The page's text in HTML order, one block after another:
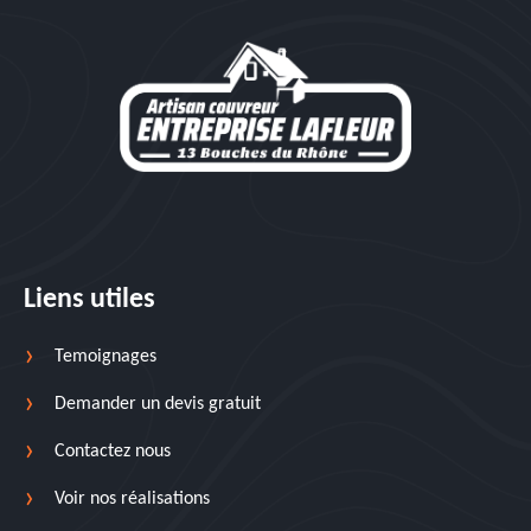
Liens utiles
Temoignages
Demander un devis gratuit
Contactez nous
Voir nos réalisations